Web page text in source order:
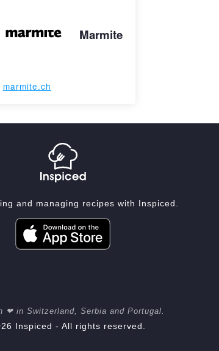
Marmite
marmite.ch
and managing recipes with Inspiced.
❤ in Switzerland, Serbia and Portugal.
Inspiced - All rights reserved.